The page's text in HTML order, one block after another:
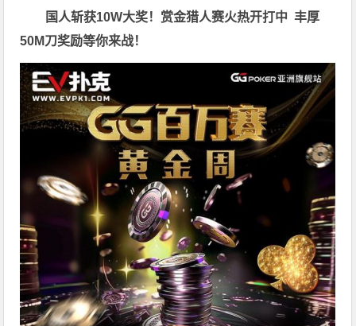
国人斩获10W大奖！ 赏金猎人赛火热开打中 丰厚
50M刀奖励等你来战！